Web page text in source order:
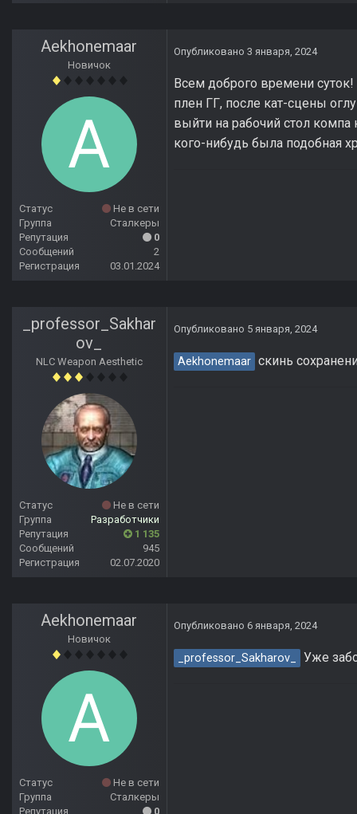
Aekhonemaar
Новичок
Статус
Не в сети
Группа
Сталкеры
Репутация
0
Сообщений
2
Регистрация
03.01.2024
Опубликовано 3 января, 2024
Всем доброго времени
плен ГГ, после кат-сцены
выйти на рабочий стол компа
кого-нибудь была подобная
_professor_Sakhar
ov_
NLC Weapon Aesthetic
Статус
Не в сети
Группа
Разработчики
Репутация
1 135
Сообщений
945
Регистрация
02.07.2020
Опубликовано 5 января, 2024
Aekhonemaar скинь
Aekhonemaar
Новичок
Статус
Не в сети
Группа
Сталкеры
Репутация
0
Опубликовано 6 января, 2024
_professor_Sakharov_ Уже